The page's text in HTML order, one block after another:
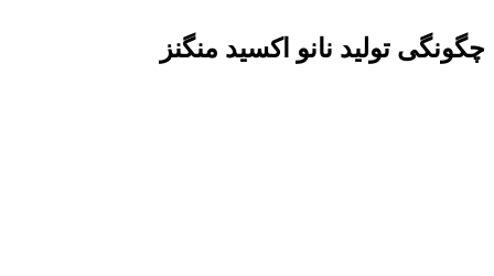
چگونگی تولید نانو اکسید منگنز